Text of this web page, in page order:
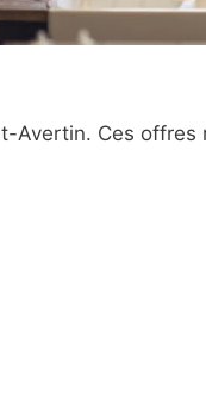
Avertin. Ces